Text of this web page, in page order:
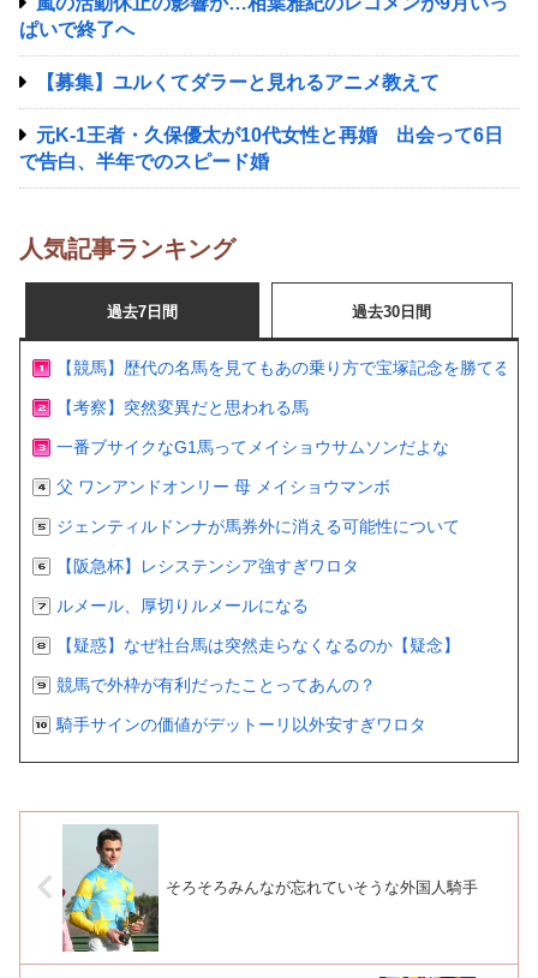
ぱいで終了へ
【募集】ユルくてダラーと見れるアニメ教えて
元K-1王者・久保優太が10代女性と再婚 出会って6日
で告白、半年でのスピード婚
人気記事ランキング
過去7日間 過去30日間
【競馬】歴代の名馬を見てもあの乗り方で宝塚記念を勝てる
【考察】突然変異だと思われる馬
一番ブサイクなG1馬ってメイショウサムソンだよな
父 ワンアンドオンリー 母 メイショウマンボ
ジェンティルドンナが馬券外に消える可能性について
【阪急杯】レシステンシア強すぎワロタ
ルメール、厚切りルメールになる
【疑惑】なぜ社台馬は突然走らなくなるのか【疑念】
競馬で外枠が有利だったことってあんの？
騎手サインの価値がデットーリ以外安すぎワロタ
そろそろみんなが忘れていそうな外国人騎手